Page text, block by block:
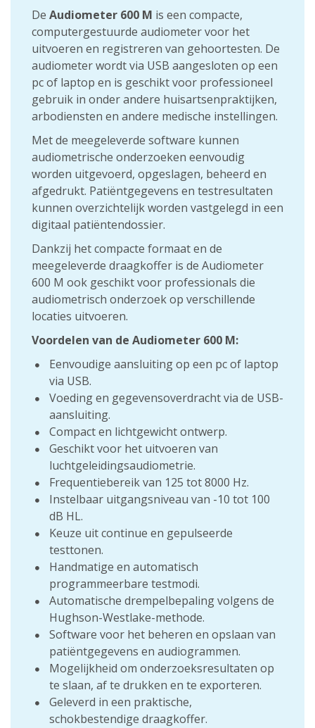
De Audiometer 600 M is een compacte,
computergestuurde audiometer voor het
uitvoeren en registreren van gehoortesten. De
audiometer wordt via USB aangesloten op een
pc of laptop en is geschikt voor professioneel
gebruik in onder andere huisartsenpraktijken,
arbodiensten en andere medische instellingen.
Met de meegeleverde software kunnen
audiometrische onderzoeken eenvoudig
worden uitgevoerd, opgeslagen, beheerd en
afgedrukt. Patiëntgegevens en testresultaten
kunnen overzichtelijk worden vastgelegd in een
digitaal patiëntendossier.
Dankzij het compacte formaat en de
meegeleverde draagkoffer is de Audiometer
600 M ook geschikt voor professionals die
audiometrisch onderzoek op verschillende
locaties uitvoeren.
Voordelen van de Audiometer 600 M:
Eenvoudige aansluiting op een pc of laptop
via USB.
Voeding en gegevensoverdracht via de USB-
aansluiting.
Compact en lichtgewicht ontwerp.
Geschikt voor het uitvoeren van
luchtgeleidingsaudiometrie.
Frequentiebereik van 125 tot 8000 Hz.
Instelbaar uitgangsniveau van -10 tot 100
dB HL.
Keuze uit continue en gepulseerde
testtonen.
Handmatige en automatisch
programmeerbare testmodi.
Automatische drempelbepaling volgens de
Hughson-Westlake-methode.
Software voor het beheren en opslaan van
patiëntgegevens en audiogrammen.
Mogelijkheid om onderzoeksresultaten op
te slaan, af te drukken en te exporteren.
Geleverd in een praktische,
schokbestendige draagkoffer.